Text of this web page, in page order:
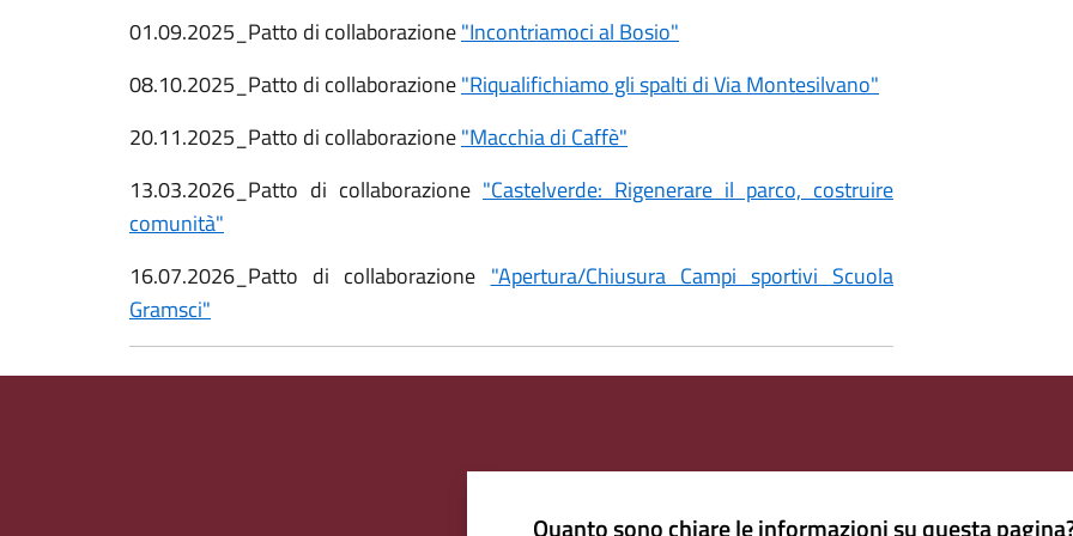
01.09.2025_Patto di collaborazione"Incontriamoci al Bosio"
08.10.2025_Patto di collaborazione"Riqualifichiamo gli spalti di Via Montesilvano"
20.11.2025_Patto di collaborazione"Macchia di Caffè"
13.03.2026_Patto di collaborazione "Castelverde: Rigenerare il parco, costruire
comunità"
16.07.2026_Patto di collaborazione "Apertura/Chiusura Campi sportivi Scuola
Gramsci"
Quanto sono chiare le informazioni su questa